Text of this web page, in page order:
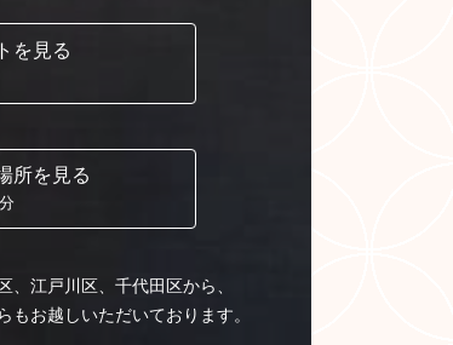
を見る
所を見る
江戸川区、千代田区から、
お越しいただいております。